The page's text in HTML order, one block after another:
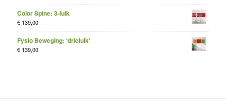
Color Spine: 3-luik
€139,00
Fysio Beweging: ‘drieluik’
€139,00